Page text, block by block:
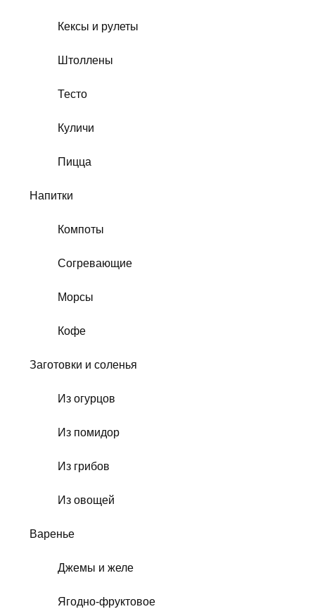
Кексы и рулеты
Штоллены
Тесто
Куличи
Пицца
Напитки
Компоты
Согревающие
Морсы
Кофе
Заготовки и соленья
Из огурцов
Из помидор
Из грибов
Из овощей
Варенье
Джемы и желе
Ягодно-фруктовое